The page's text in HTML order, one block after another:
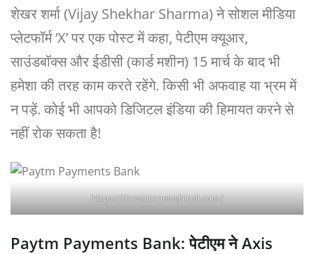
शेखर शर्मा (Vijay Shekhar Sharma) ने सोशल मीडिया
प्लेटफॉर्म ‘X’ पर एक पोस्ट में कहा, पेटीएम क्यूआर,
साउंडबॉक्स और ईडीसी (कार्ड मशीन) 15 मार्च के बाद भी
हमेशा की तरह काम करते रहेंगे. किसी भी अफवाह या भ्रम में
न पड़ें. कोई भी आपको डिजिटल इंडिया की हिमायत करने से
नहीं रोक सकता है!
https://thestatenewshindi.com/
Paytm Payments Bank: पेटीएम ने Axis